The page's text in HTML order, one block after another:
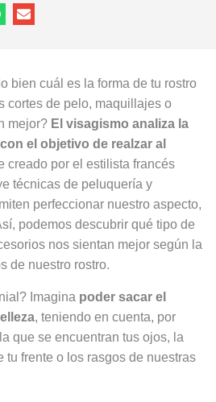
bien cuál es la forma de tu rostro
cortes de pelo, maquillajes o
mejor? El visagismo analiza la
el objetivo de realzar al
creado por el estilista francés
técnicas de peluquería y
perfeccionar nuestro aspecto,
podemos descubrir qué tipo de
nos sientan mejor según la
de nuestro rostro.
Imagina poder sacar el
, teniendo en cuenta, por
que se encuentran tus ojos, la
tu frente o los rasgos de nuestras